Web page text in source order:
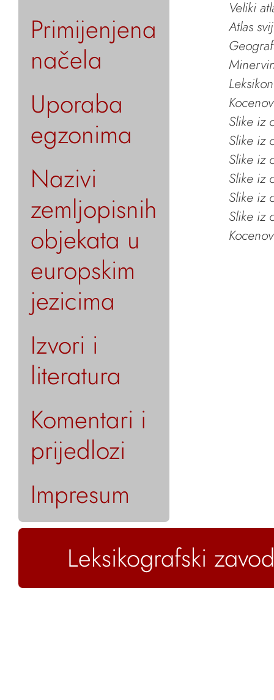
Primijenjena
načela
Uporaba
egzonima
Nazivi
zemljopisnih
objekata u
europskim
jezicima
Izvori i
literatura
Komentari i
prijedlozi
Impresum
Veliki
Atlas
Slike iz
Slike iz
Slike iz
Slike iz
Slike iz
Slike iz
Leksikografski